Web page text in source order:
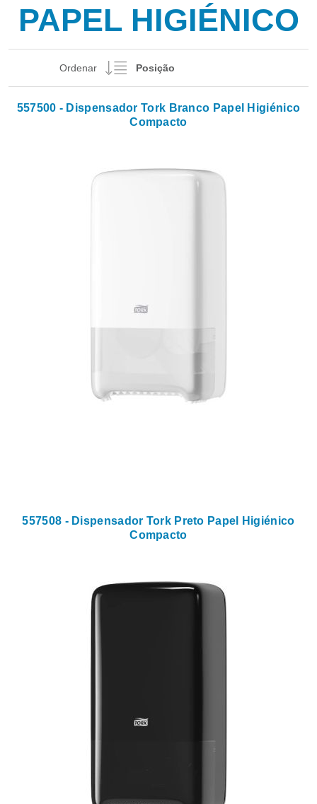
PAPEL HIGIÉNICO
Ordenar
557500 - Dispensador Tork Branco Papel Higiénico
Compacto
557508 - Dispensador Tork Preto Papel Higiénico
Compacto